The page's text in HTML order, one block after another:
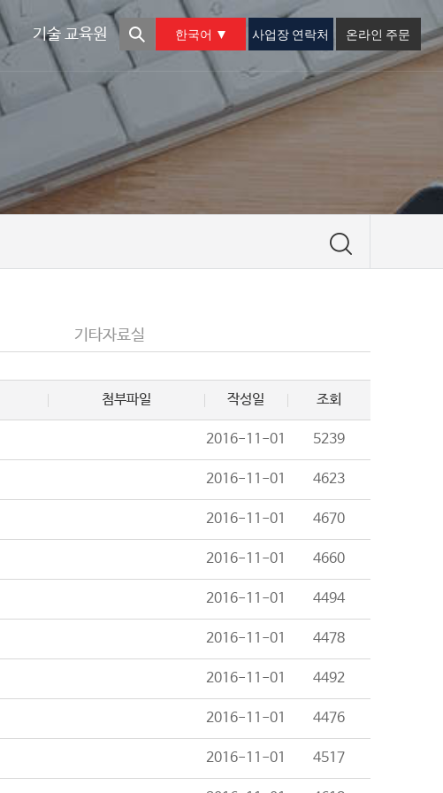
기술 교육원 한국어 사업장 연락처 온라인 주문
기타자료실
첨부파일 작성일 조회
2016-11-01 5239
2016-11-01 4623
2016-11-01 4670
2016-11-01 4660
2016-11-01 4494
2016-11-01 4478
2016-11-01 4492
2016-11-01 4476
2016-11-01 4517